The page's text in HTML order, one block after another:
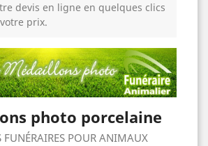
devis en ligne en quelques clics
prix.
photo porcelaine
FUNÉRAIRES POUR ANIMAUX